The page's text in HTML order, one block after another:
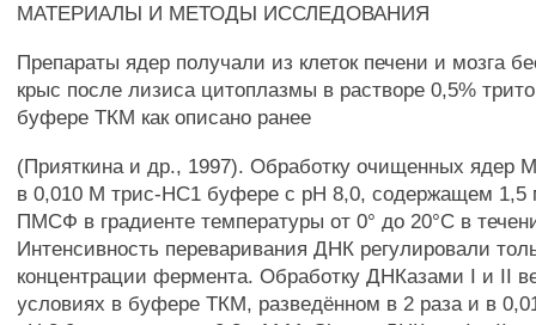
МАТЕРИАЛЫ И МЕТОДЫ ИССЛЕДОВАНИЯ
Препараты ядер получали из клеток печени и мозга
крыс после лизиса цитоплазмы в растворе 0,5%
буфере ТКМ как описано ранее
(Прияткина и др., 1997). Обработку очищенных ядер
в 0,010 М трис-НС1 буфере с pH 8,0, содержащем
ПМСФ в градиенте температуры от 0° до 20°С в
Интенсивность переваривания ДНК регулировали
концентрации фермента. Обработку ДНКазами I и II
условиях в буфере ТКМ, разведённом в 2 раза и в